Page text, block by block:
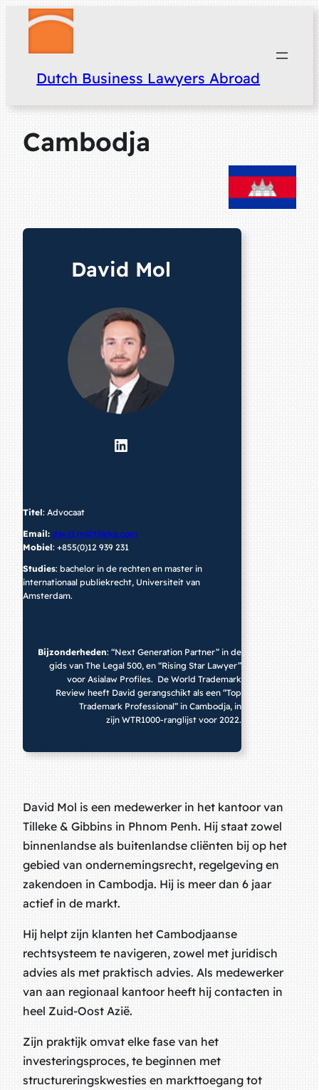
Dutch Business Lawyers Abroad
Cambodja
David Mol
LinkedIn
Titel: Advocaat
Email: david.m@tilleke.com
Mobiel: +855(0)12 939 231
Studies: bachelor in de rechten en master in
internationaal publiekrecht, Universiteit van
Amsterdam.
Bijzonderheden: “Next Generation Partner” in de
gids vanThe Legal 500, en “Rising Star Lawyer”
voorAsialaw Profiles. DeWorld Trademark
Review heeft David gerangschikt als een “Top
Trademark Professional” in Cambodja, in
zijnWTR1000-ranglijst voor 2022.
David Mol is een medewerker in het kantoor van
Tilleke & Gibbins in Phnom Penh. Hij staat zowel
binnenlandse als buitenlandse cliënten bij op het
gebied van ondernemingsrecht, regelgeving en
zakendoen in Cambodja. Hij is meer dan 6 jaar
actief in de markt.
Hij helpt zijn klanten het Cambodjaanse
rechtsysteem te navigeren, zowel met juridisch
advies als met praktisch advies. Als medewerker
van aan regionaal kantoor heeft hij contacten in
heel Zuid-Oost Azië.
Zijn praktijk omvat elke fase van het
investeringsproces, te beginnen met
structureringskwesties en markttoegang tot